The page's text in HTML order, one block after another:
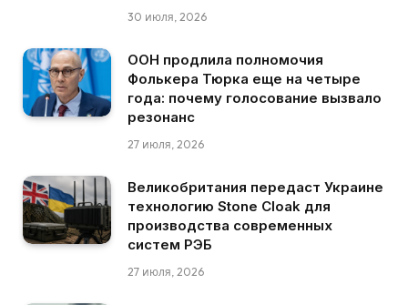
30 июля, 2026
ООН продлила полномочия
Фолькера Тюрка еще на четыре
года: почему голосование вызвало
резонанс
27 июля, 2026
Великобритания передаст Украине
технологию Stone Cloak для
производства современных
систем РЭБ
27 июля, 2026